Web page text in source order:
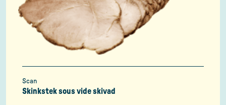
Scan
Skinkstek sous vide skivad